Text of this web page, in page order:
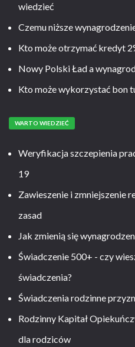
wiedzieć
Czemu niższe
Kto może otrzymać kredyt
Nowy Polski Ład a
Kto może wykorzystać bon
WARTO WIEDZIEĆ
Weryfikacja szczepienia
19
Zawieszenie i zmniejszenie
zasad
Jak zmienią się
Świadczenie 500+ - czy
świadczenia?
Świadczenia rodzinne
Rodzinny Kapitał
dla rodziców